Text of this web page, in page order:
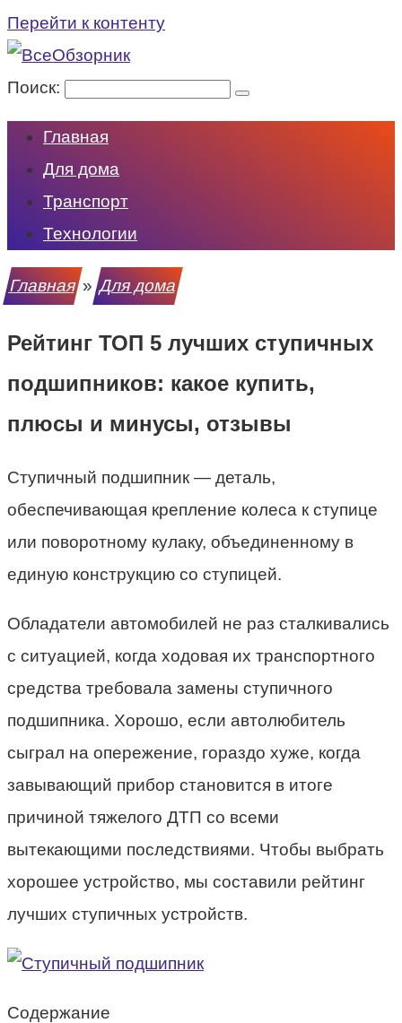
Перейти к контенту
Поиск:
Главная
Для дома
Транспорт
Технологии
Главная»Для дома
Рейтинг ТОП 5 лучших ступичных
подшипников: какое купить,
плюсы и минусы, отзывы
Ступичный подшипник — деталь,
обеспечивающая крепление колеса к ступице
или поворотному кулаку, объединенному в
единую конструкцию со ступицей.
Обладатели автомобилей не раз сталкивались
с ситуацией, когда ходовая их транспортного
средства требовала замены ступичного
подшипника. Хорошо, если автолюбитель
сыграл на опережение, гораздо хуже, когда
завывающий прибор становится в итоге
причиной тяжелого ДТП со всеми
вытекающими последствиями. Чтобы выбрать
хорошее устройство, мы составили рейтинг
лучших ступичных устройств.
Содержание